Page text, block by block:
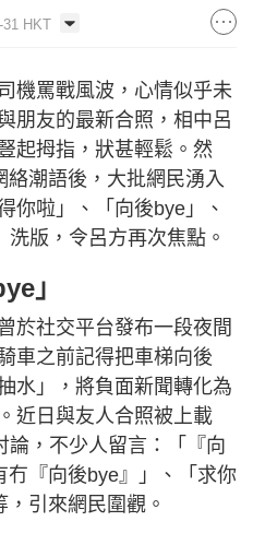
31 HKT
機罵戰風波，心情似乎未
朋友的最新合照，相中呂
起拇指，狀甚輕鬆。然
絡潮語後，大批網民湧入
你啦」、「向後bye」、
洗版，令呂方再次焦點。
」
於社交平台發布一段夜間
車之前記得把車梯向後
水」，將負面新聞轉化為
近日與友人合照被上載
論，不少人留言：「『向
『向後bye』」、「求你
引來網民圍觀。